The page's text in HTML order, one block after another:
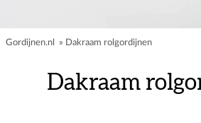
Gordijnen.nl » Dakraam rolgordijnen
Dakraam